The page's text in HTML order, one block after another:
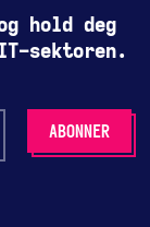
hold deg
sektoren.